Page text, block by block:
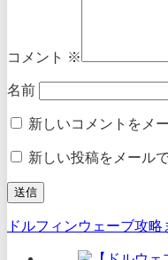
コメント ※
名前
新しいコメントをメ
新しい投稿をメール
ドルフィンウェーブ攻略